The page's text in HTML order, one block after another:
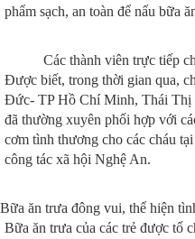
phẩm sạch, an toàn để nấu bữa
Các thành viên trực tiếp
Được biết, trong thời gian qua,
Đức- TP Hồ Chí Minh, Thái Thị
đã thường xuyên phối hợp với
cơm tình thương cho các cháu
công tác xã hội Nghệ An.
Bữa ăn trưa đông vui, thể hiện
Bữa ăn trưa của các trẻ được tổ